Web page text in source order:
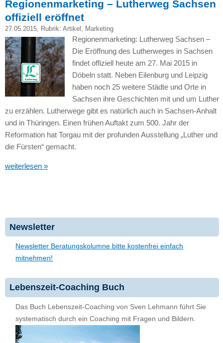
Regionenmarketing – Lutherweg Sachsen
offiziell eröffnet
27.05.2015, Rubrik: Artikel Marketing
Regionenmarketing: Lutherweg Sachsen –
Die Eröffnung des Lutherweges in Sachsen
findet offiziell heute am 27. Mai 2015 in
Döbeln statt. Neben Eilenburg und Leipzig
haben noch 25 weitere Städte und Orte in
Sachsen ihre Geschichten mit und um Luther
zu erzählen. Lutherwege gibt es natürlich auch in Sachsen-Anhalt
und in Thüringen. Einen frühen Auftakt zum 500. Jahr der
Reformation hat Torgau mit der profunden Ausstellung „Luther und
die Fürsten“ gemacht.
weiterlesen »
Newsletter
Newsletter Beratungskolumne bitte kostenfrei einfach
mitnehmen!
Lebenszeit-Coaching Buch
Das Buch Lebenszeit-Coaching von Sven Lehmann führt Sie
systematisch durch ein Coaching mit Fragen und Bildern.